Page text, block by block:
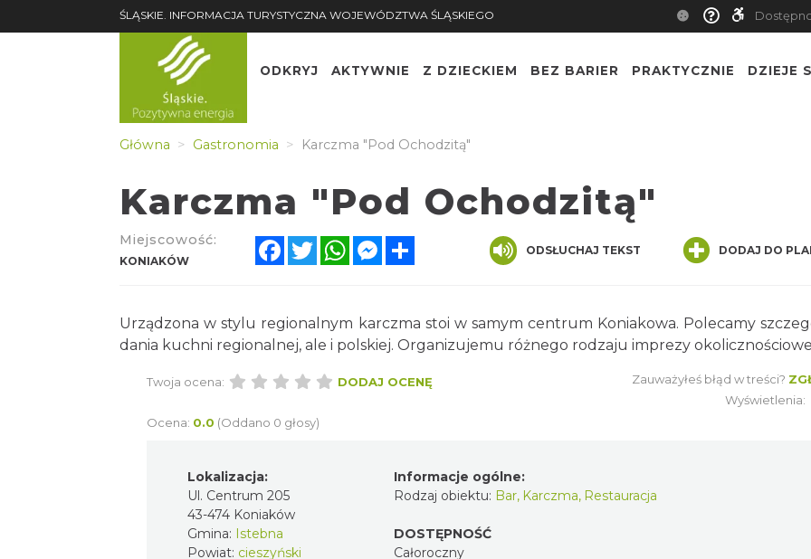
ŚLĄSKIE. INFORMACJA TURYSTYCZNA WOJEWÓDZTWA ŚLĄSKIEGO
ODKRYJ AKTYWNIE Z DZIECKIEM BEZ BARIER PRAKTYCZNIE DZIEJE
Główna Gastronomia Karczma "Pod Ochodzitą"
Karczma "Pod Ochodzitą"
Miejscowość:
KONIAKÓW
FacebookTwitterWhatsAppMessenger ODSŁUCHAJ TEKST DODAJ DO
Urządzona w stylu regionalnym karczma stoi w samym centrum Koniakowa. Polecamy
dania kuchni regionalnej, ale i polskiej. Organizujemu różnego rodzaju imprezy
Twoja ocena: DODAJ OCENĘ
Ocena: 0.0 (Oddano 0 głosy)
Zauważyłeś błąd w treści?
Wyświetlenia:
Lokalizacja:
Ul. Centrum 205
43-474 Koniaków
Gmina: Istebna
Powiat: cieszyński
Informacje ogólne:
Rodzaj obiektu: Bar, Karczma, Restauracja
DOSTĘPNOŚĆ
Całoroczny